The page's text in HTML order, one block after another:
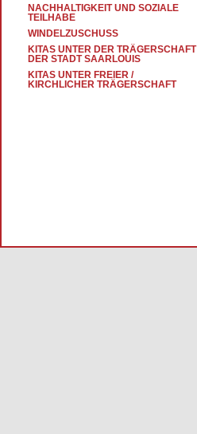
NACHHALTIGKEIT UND SOZIALE
TEILHABE
WINDELZUSCHUSS
KITAS UNTER DER TRÄGERSCHAFT
DER STADT SAARLOUIS
KITAS UNTER FREIER /
KIRCHLICHER TRÄGERSCHAFT